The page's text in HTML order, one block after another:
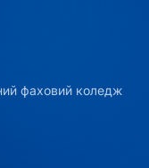
фаховий коледж